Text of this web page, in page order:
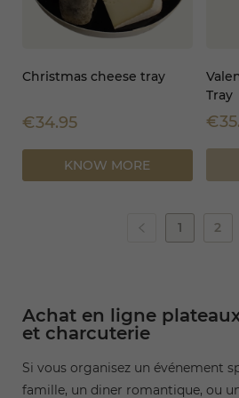
Christmas cheese tray
€34.95
KNOW MORE
Tray
1 2
Achat en ligne
et charcuterie
Si vous organisez un événement
famille, un diner romantique, ou